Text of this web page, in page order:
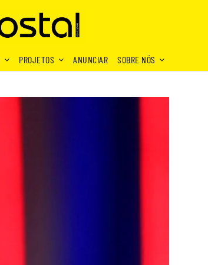
PROJETOS ANUNCIAR SOBRE NÓS